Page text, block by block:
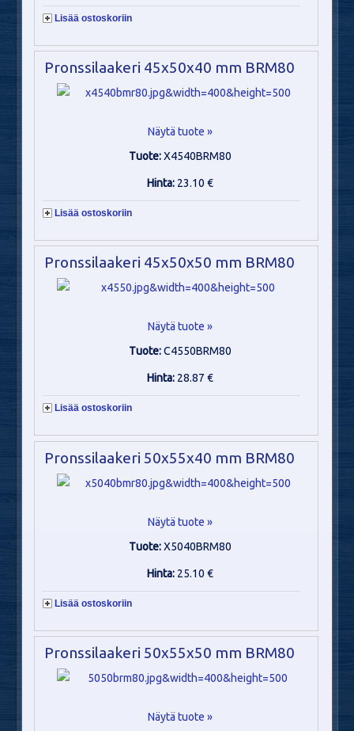
Lisää ostoskoriin
Pronssilaakeri 45x50x40 mm BRM80
Näytä tuote »
Tuote:X4540BRM80
Hinta: 23.10 €
Lisää ostoskoriin
Pronssilaakeri 45x50x50 mm BRM80
Näytä tuote »
Tuote:C4550BRM80
Hinta: 28.87 €
Lisää ostoskoriin
Pronssilaakeri 50x55x40 mm BRM80
Näytä tuote »
Tuote:X5040BRM80
Hinta: 25.10 €
Lisää ostoskoriin
Pronssilaakeri 50x55x50 mm BRM80
Näytä tuote »